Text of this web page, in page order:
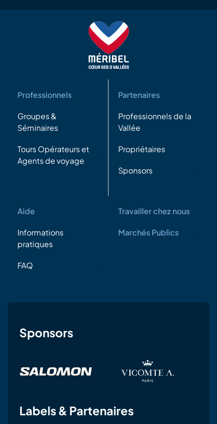
Professionnels
Groupes &
Séminaires
Tours Opérateurs et
Agents de voyage
Partenaires
Professionnels de la
Vallée
Propriétaires
Sponsors
Aide
Informations
pratiques
FAQ
Travailler chez nous
Marchés Publics
Sponsors
Labels & Partenaires